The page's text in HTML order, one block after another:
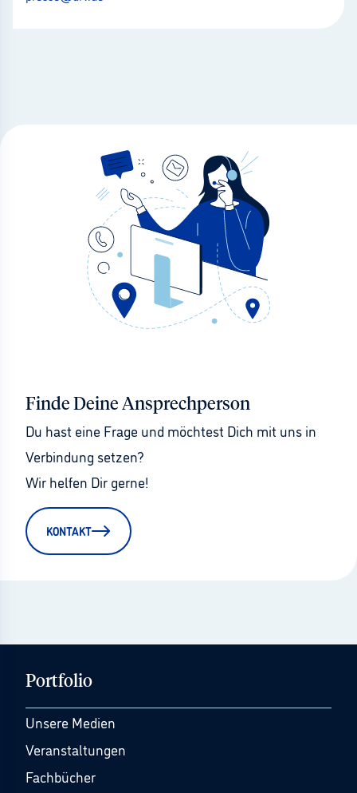
Finde Deine Ansprechperson
Du hast eine Frage und möchtest Dich mit uns in
Verbindung setzen?
Wir helfen Dir gerne!
KONTAKT
Portfolio
Unsere Medien
Veranstaltungen
Fachbücher